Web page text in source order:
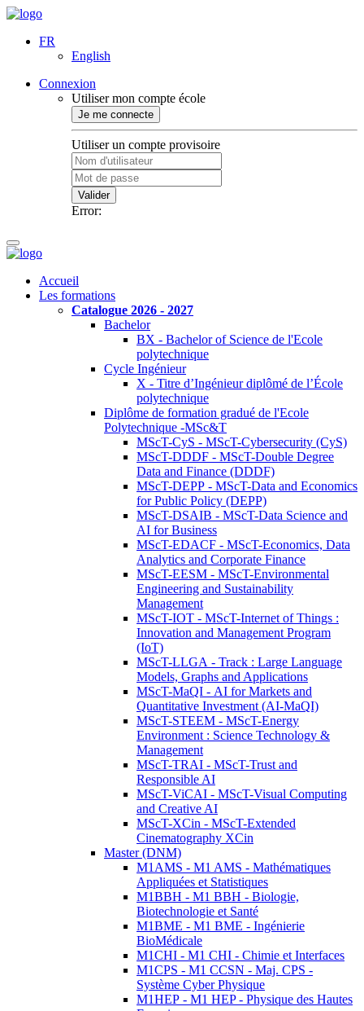
FR
English
Connexion
Utiliser mon compte école
Je me connecte
Utiliser un compte provisoire
Valider
Error:
Accueil
Les formations
Catalogue 2026 - 2027
Bachelor
BX - Bachelor of Science de l'Ecole
polytechnique
Cycle Ingénieur
X - Titre d’Ingénieur diplômé de l’École
polytechnique
Diplôme de formation gradué de l'Ecole
Polytechnique -MSc&T
MScT-CyS - MScT-Cybersecurity (CyS)
MScT-DDDF - MScT-Double Degree
Data and Finance (DDDF)
MScT-DEPP - MScT-Data and Economics
for Public Policy (DEPP)
MScT-DSAIB - MScT-Data Science and
AI for Business
MScT-EDACF - MScT-Economics, Data
Analytics and Corporate Finance
MScT-EESM - MScT-Environmental
Engineering and Sustainability
Management
MScT-IOT - MScT-Internet of Things :
Innovation and Management Program
(IoT)
MScT-LLGA - Track : Large Language
Models, Graphs and Applications
MScT-MaQI - AI for Markets and
Quantitative Investment (AI-MaQI)
MScT-STEEM - MScT-Energy
Environment : Science Technology &
Management
MScT-TRAI - MScT-Trust and
Responsible AI
MScT-ViCAI - MScT-Visual Computing
and Creative AI
MScT-XCin - MScT-Extended
Cinematography XCin
Master (DNM)
M1AMS - M1 AMS - Mathématiques
Appliquées et Statistiques
M1BBH - M1 BBH - Biologie,
Biotechnologie et Santé
M1BME - M1 BME - Ingénierie
BioMédicale
M1CHI - M1 CHI - Chimie et Interfaces
M1CPS - M1 CCSN - Maj. CPS -
Système Cyber Physique
M1HEP - M1 HEP - Physique des Hautes